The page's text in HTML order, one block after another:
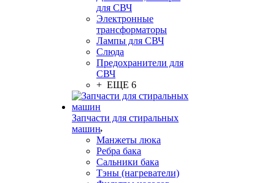
для СВЧ
Электронные
трансформаторы
Лампы для СВЧ
Слюда
Предохранители для
СВЧ
+ ЕЩЕ 6
Запчасти для стиральных
машин
Манжеты люка
Ребра бака
Сальники бака
Тэны (нагреватели)